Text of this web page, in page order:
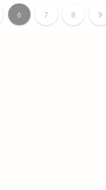
6 7 8 9